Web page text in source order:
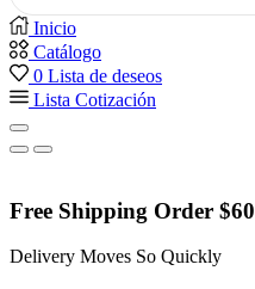
Inicio
Catálogo
0 Lista de deseos
Lista Cotización
Free Shipping Order $60
Delivery Moves So Quickly